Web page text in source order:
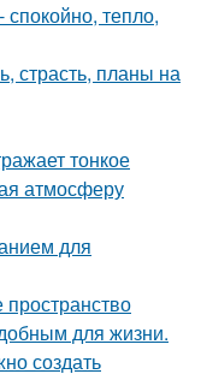
тепло,
страсть, планы на
тонкое
атмосферу
для
для жизни.
создать